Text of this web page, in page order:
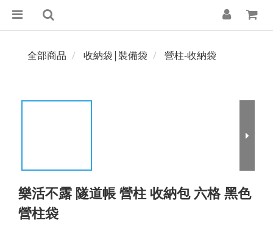
全部商品 收納袋|裝備袋 營柱-收納袋
樂活不露 隧道帳 營柱 收納包 六格 黑色
營柱袋